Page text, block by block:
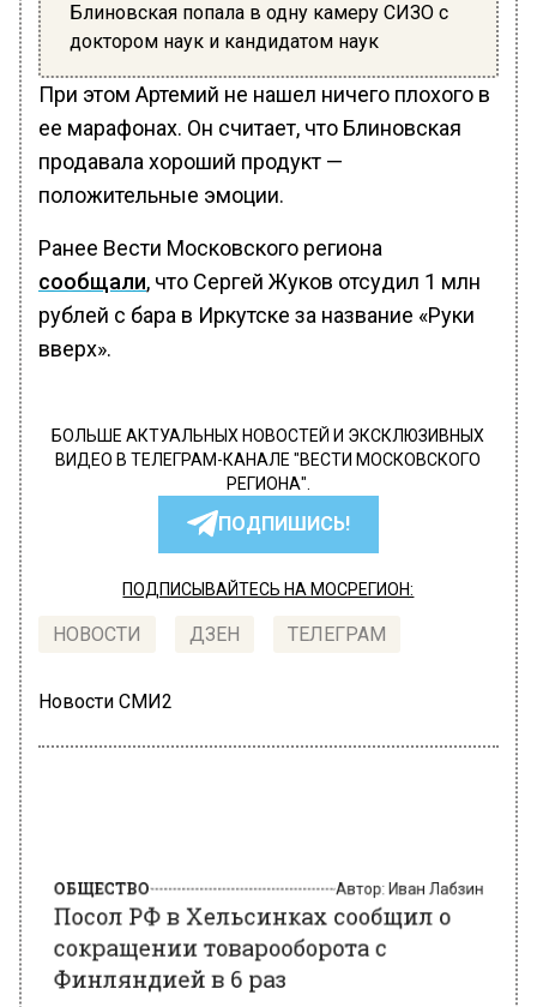
Блиновская попала в одну камеру СИЗО с
доктором наук и кандидатом наук
При этом Артемий не нашел ничего плохого в
ее марафонах. Он считает, что Блиновская
продавала хороший продукт —
положительные эмоции.
Ранее Вести Московского региона
сообщали, что Сергей Жуков отсудил 1 млн
рублей с бара в Иркутске за название «Руки
вверх».
БОЛЬШЕ АКТУАЛЬНЫХ НОВОСТЕЙ И ЭКСКЛЮЗИВНЫХ
ВИДЕО В ТЕЛЕГРАМ-КАНАЛЕ "ВЕСТИ МОСКОВСКОГО
РЕГИОНА".
ПОДПИШИСЬ!
ПОДПИСЫВАЙТЕСЬ НА МОСРЕГИОН:
НОВОСТИ ДЗЕН ТЕЛЕГРАМ
Новости СМИ2
сокращении товарооборота с
Финляндией в 6 раз